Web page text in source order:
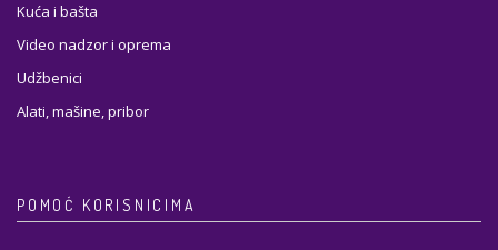
Kuća i bašta
Video nadzor i oprema
Udžbenici
Alati, mašine, pribor
POMOĆ KORISNICIMA